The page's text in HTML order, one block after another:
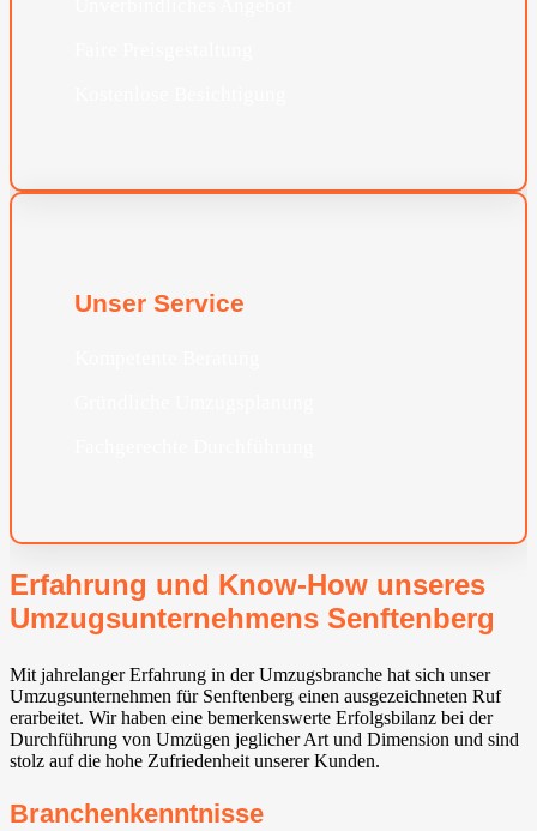
Unser Service
Erfahrung und Know-How unseres
Umzugsunternehmens Senftenberg
Mit jahrelanger Erfahrung in der Umzugsbranche hat sich unser
Umzugsunternehmen für Senftenberg einen ausgezeichneten Ruf
erarbeitet. Wir haben eine bemerkenswerte Erfolgsbilanz bei der
Durchführung von Umzügen jeglicher Art und Dimension und sind
stolz auf die hohe Zufriedenheit unserer Kunden.
Branchenkenntnisse